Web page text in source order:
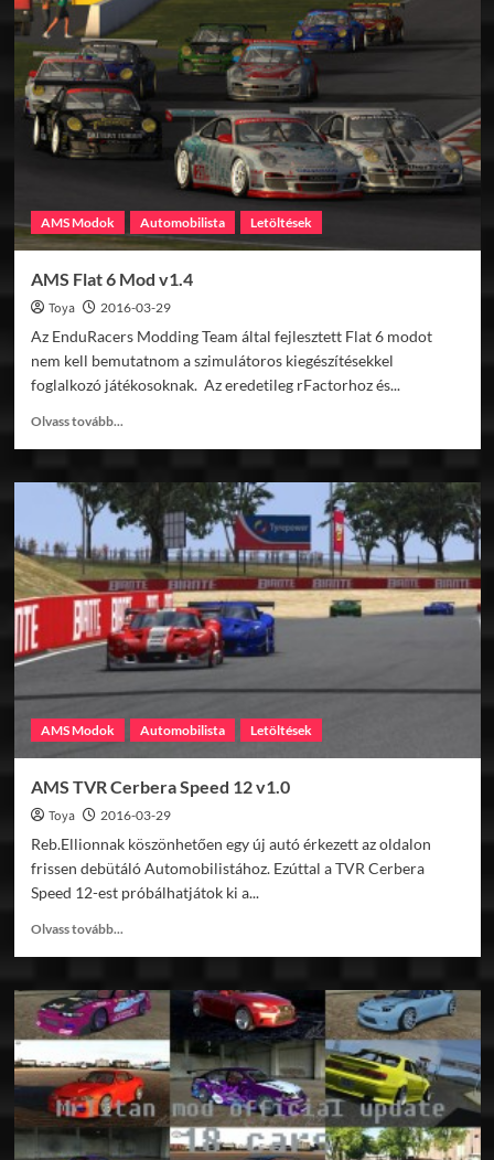
2015
by
RSLF1
v1.0
AMS Modok Automobilista Letöltések
AMS Flat 6 Mod v1.4
Toya 2016-03-29
Az EnduRacers Modding Team által fejlesztett Flat 6 modot
nem kell bemutatnom a szimulátoros kiegészítésekkel
foglalkozó játékosoknak. Az eredetileg rFactorhoz és...
Olvass tovább...
AMS
Flat
6
Mod
v1.4
AMS Modok Automobilista Letöltések
AMS TVR Cerbera Speed 12 v1.0
Toya 2016-03-29
Reb.Ellionnak köszönhetően egy új autó érkezett az oldalon
frissen debütáló Automobilistához. Ezúttal a TVR Cerbera
Speed 12-est próbálhatjátok ki a...
Olvass tovább...
AMS
TVR
Cerbera
12
v1.0